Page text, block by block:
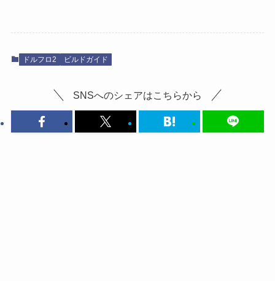
ドルフロ2 ビルドガイド
SNSへのシェアはこちらから